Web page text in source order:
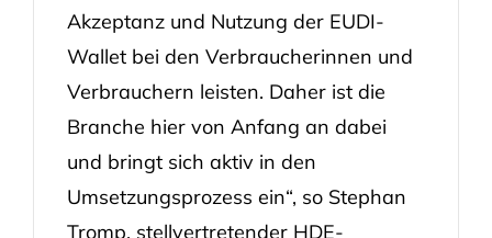
Akzeptanz und Nutzung der EUDI-
Wallet bei den Verbraucherinnen und
Verbrauchern leisten. Daher ist die
Branche hier von Anfang an dabei
und bringt sich aktiv in den
Umsetzungsprozess ein“, so Stephan
Tromp, stellvertretender HDE-